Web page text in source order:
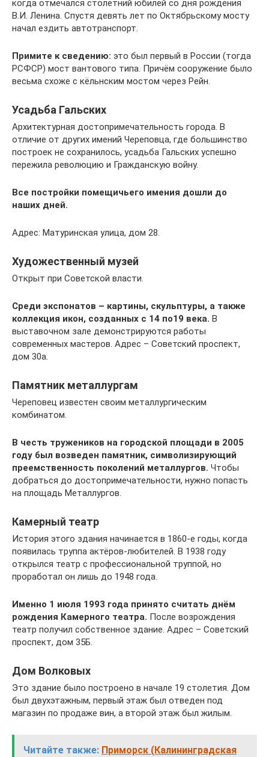
когда отмечался столетний юбилей со дня рождения
В.И. Ленина. Спустя девять лет по Октябрьскому мосту
начал ездить автотранспорт.
Примите к сведению: это был первый в России (тогда
РСФСР) мост вантового типа. Причём сооружение было
весьма схоже с кёльнским мостом через Рейн.
Усадьба Гальских
Архитектурная достопримечательность города. В
отличие от других имений Череповца, где большинство
построек не сохранилось, усадьба Гальских успешно
пережила революцию и Гражданскую войну.
Все постройки помещичьего имения дошли до
наших дней.
Адрес: Матуринская улица, дом 28.
Художественный музей
Открыт при Советской власти.
Среди экспонатов – картины, скульптуры, а также
коллекция икон, созданных с 14 по19 века. В
выставочном зале демонстрируются работы
современных мастеров. Адрес – Советский проспект,
дом 30а.
Памятник металлургам
Череповец известен своим металлургическим
комбинатом.
В честь тружеников на городской площади в 2005
году был возведен памятник, символизирующий
преемственность поколений металлургов. Чтобы
добраться до достопримечательности, нужно попасть
на площадь Металлургов.
Камерный театр
История этого здания начинается в 1860-е годы, когда
появилась труппа актёров-любителей. В 1938 году
открылся театр с профессиональной труппой, но
проработал он лишь до 1948 года.
Именно 1 июля 1993 года принято считать днём
рождения Камерного театра. После возрождения
театр получил собственное здание. Адрес – Советский
проспект, дом 35Б.
Дом Волковых
Это здание было построено в начале 19 столетия. Дом
был двухэтажным, первый этаж был отведен под
магазин по продаже вин, а второй этаж был жилым.
Читайте также: Приморск (Калининградская